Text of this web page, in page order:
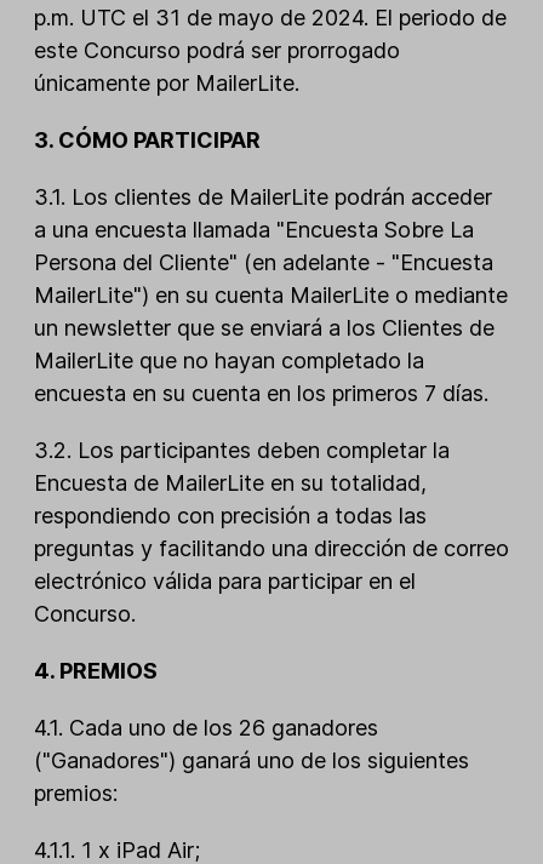
p.m. UTC el 31 de mayo de 2024. El periodo de
este Concurso podrá ser prorrogado
únicamente por MailerLite.
3. CÓMO PARTICIPAR
3.1. Los clientes de MailerLite podrán acceder
a una encuesta llamada "Encuesta Sobre La
Persona del Cliente" (en adelante - "Encuesta
MailerLite") en su cuenta MailerLite o mediante
un newsletter que se enviará a los Clientes de
MailerLite que no hayan completado la
encuesta en su cuenta en los primeros 7 días.
3.2. Los participantes deben completar la
Encuesta de MailerLite en su totalidad,
respondiendo con precisión a todas las
preguntas y facilitando una dirección de correo
electrónico válida para participar en el
Concurso.
4. PREMIOS
4.1. Cada uno de los 26 ganadores
("Ganadores") ganará uno de los siguientes
premios:
4.1.1. 1 x iPad Air;